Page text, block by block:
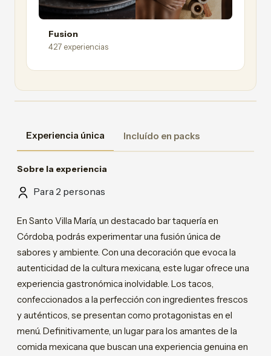
Fusion
427 experiencias
Experiencia única Incluído en packs
Sobre la experiencia
Para 2 personas
En Santo Villa María, un destacado bar taquería en
Córdoba, podrás experimentar una fusión única de
sabores y ambiente. Con una decoración que evoca la
autenticidad de la cultura mexicana, este lugar ofrece una
experiencia gastronómica inolvidable. Los tacos,
confeccionados a la perfección con ingredientes frescos
y auténticos, se presentan como protagonistas en el
menú. Definitivamente, un lugar para los amantes de la
comida mexicana que buscan una experiencia genuina en